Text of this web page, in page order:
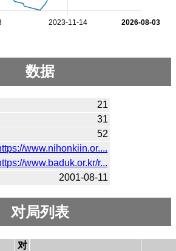
2023-11-14 2026-08-03
数据
21
31
52
www.nihonkiin.or....
www.baduk.or.kr/r...
2001-08-11
对局列表
对